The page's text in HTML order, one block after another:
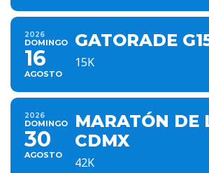
2026
DOMINGO
16
AGOSTO
GATORADE
15K
2026
DOMINGO
30
AGOSTO
MARATÓN DE
CDMX
42K